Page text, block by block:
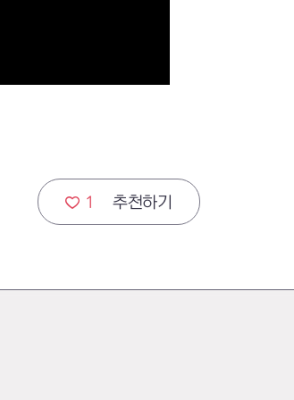
1 추천하기